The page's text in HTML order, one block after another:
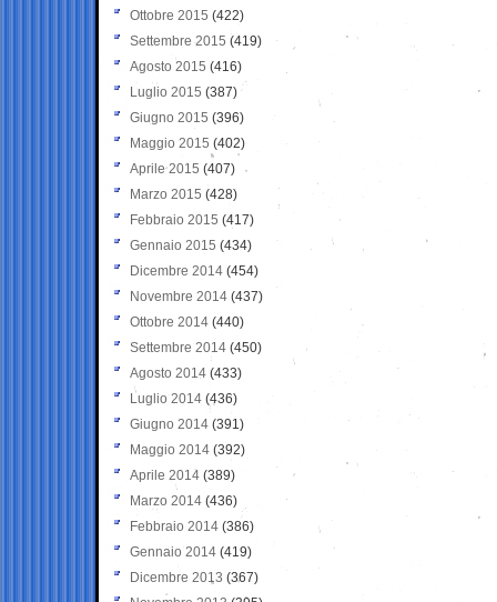
Ottobre 2015 (422)
Settembre 2015 (419)
Agosto 2015 (416)
Luglio 2015 (387)
Giugno 2015 (396)
Maggio 2015 (402)
Aprile 2015 (407)
Marzo 2015 (428)
Febbraio 2015 (417)
Gennaio 2015 (434)
Dicembre 2014 (454)
Novembre 2014 (437)
Ottobre 2014 (440)
Settembre 2014 (450)
Agosto 2014 (433)
Luglio 2014 (436)
Giugno 2014 (391)
Maggio 2014 (392)
Aprile 2014 (389)
Marzo 2014 (436)
Febbraio 2014 (386)
Gennaio 2014 (419)
Dicembre 2013 (367)